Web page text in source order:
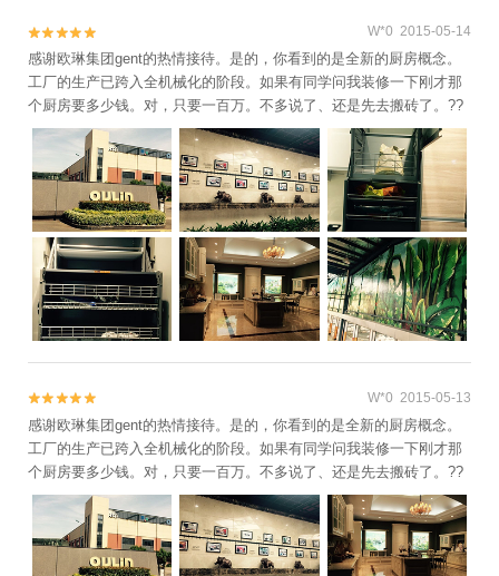

 W*0 2015-05-14
感谢欧琳集团gent的热情接待。是的，你看到的是全新的厨房概念。
工厂的生产已跨入全机械化的阶段。如果有同学问我装修一下刚才那
个厨房要多少钱。对，只要一百万。不多说了、还是先去搬砖了。??

 W*0 2015-05-13
感谢欧琳集团gent的热情接待。是的，你看到的是全新的厨房概念。
工厂的生产已跨入全机械化的阶段。如果有同学问我装修一下刚才那
个厨房要多少钱。对，只要一百万。不多说了、还是先去搬砖了。??